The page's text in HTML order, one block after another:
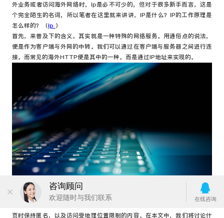
外业务或者访问海外网络时，ip是必不可少的，但对于很多新手而言，这是
个完全陌生的名词，所以笔者在这里就来讲讲，IP是什么？IP的工作原理是
怎么样的？（ip ）
首先，来普及下的含义。其实就是一种特殊的网络服务。用通俗点的说法，
便是作为客户端与外网的中转。我们可以通过在客户端与服务器之间进行连
接。而常见的海外HTTP便是其中的一种。而是通过IP地址来实现的。
ip地址是一种用于在线保护用户身份的互联网地址。人们使用它们在浏览网
页时保持匿名，以及访问受地理位置限制的内容。在本文中，我们将讨论什